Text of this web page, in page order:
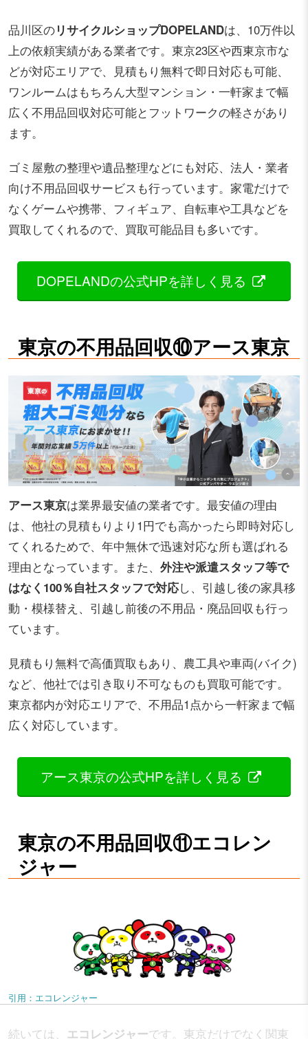
品川区のリサイクルショップDOPELANDは、10万件以
上の依頼実績がある業者です。東京23区や西東京市な
どが対応エリアで、見積もり無料で即日対応も可能、
ワンルームはもちろん大型マンション・一軒家まで幅
広く不用品回収対応可能とフットワークの軽さがあり
ます。
ゴミ屋敷の整理や遺品整理などにも対応、法人・業者
向け不用品回収サービスも行っています。家電だけで
なくゲームや携帯、フィギュア、自転車や工具などを
買取してくれるので、買取可能品目も多いです。
DOPELANDの公式HPを詳しく見る
東京の不用品回収⑩アース東京
アース東京は業界最安値の業者です。最安値の理由
は、他社の見積もりより1円でも高かったら即時対応し
てくれるためで、年中無休で迅速対応な所も選ばれる
理由となっています。また、 外注や派遣スタッフ等で
はなく100％自社スタッフで対応し、引越し後の家具移
動・模様替え、引越し前後の不用品・廃品回収も行っ
ています。
見積もり無料で高価買取もあり、農工具や車両(バイク)
など、他社では引き取り不可なものも買取可能です。
東京都内が対応エリアで、不用品1点から一軒家まで幅
広く対応しています。
アース東京の公式HPを詳しく見る
東京の不用品回収⑪エコレン
ジャー
引用：エコレンジャー
続いては、 エコレンジャーです。東京だけでなく関東